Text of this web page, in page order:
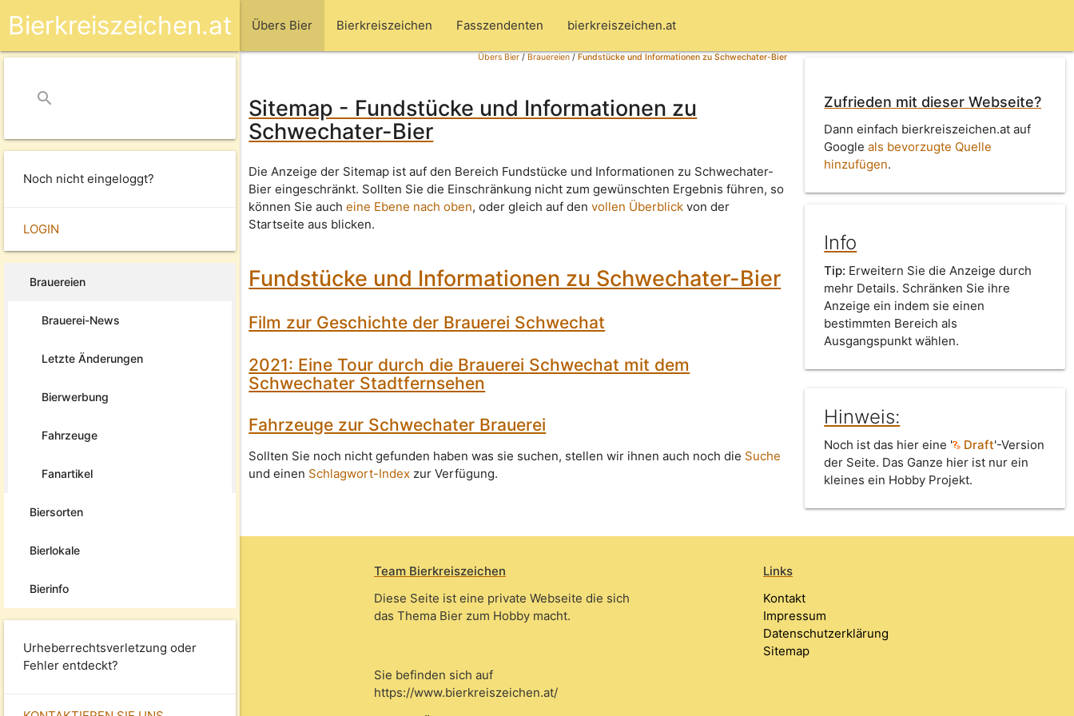
Übers Bier Bierkreiszeichen Fasszendenten bierkreiszeichen.at
Bierkreiszeichen.at
search
Noch nicht eingeloggt?
LOGIN
Brauereien
Brauerei-News
Letzte Änderungen
Bierwerbung
Fahrzeuge
Fanartikel
Biersorten
Bierlokale
Bierinfo
Urheberrechtsverletzung oder
Fehler entdeckt?
Übers Bier/Brauereien/Fundstücke und Informationen zu Schwechater-Bier
Sitemap - Fundstücke und Informationen zu
Schwechater-Bier
Die Anzeige der Sitemap ist auf den Bereich Fundstücke und Informationen zu Schwechater-
Bier eingeschränkt. Sollten Sie die Einschränkung nicht zum gewünschten Ergebnis führen, so
können Sie aucheine Ebene nach oben, oder gleich auf denvollen Überblick von der
Startseite aus blicken.
Fundstücke und Informationen zu Schwechater-Bier
Film zur Geschichte der Brauerei Schwechat
2021: Eine Tour durch die Brauerei Schwechat mit dem
Schwechater Stadtfernsehen
Fahrzeuge zur Schwechater Brauerei
Sollten Sie noch nicht gefunden haben was sie suchen, stellen wir ihnen auch noch die Suche
und einen Schlagwort-Index zur Verfügung.
Zufrieden mit dieser Webseite?
Dann einfach bierkreiszeichen.at auf
Googleals bevorzugte Quelle
hinzufügen.
Info
Tip: Erweitern Sie die Anzeige durch
mehr Details. Schränken Sie ihre
Anzeige ein indem sie einen
bestimmten Bereich als
Ausgangspunkt wählen.
Hinweis:
Noch ist das hier eine ' Draft'-Version
der Seite. Das Ganze hier ist nur ein
kleines ein Hobby Projekt.
Team Bierkreiszeichen
Diese Seite ist eine private Webseite die sich
das Thema Bier zum Hobby macht.
Sie befinden sich auf
https://www.bierkreiszeichen.at/
Links
Kontakt
Impressum
Datenschutzerklärung
Sitemap